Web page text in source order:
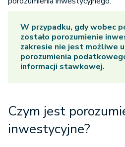
W przypadku, gdy wobec
zostało porozumienie
zakresie nie jest możliwe
porozumienia
informacji stawkowej.
Czym jest
inwestycyjne?